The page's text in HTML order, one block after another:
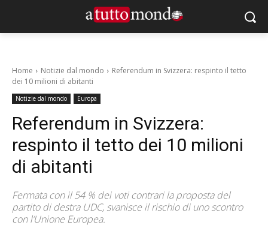
Home Notizie dal mondo
Referendum in Svizzera: respinto il tetto
dei 10 milioni di abitanti
Notizie dal mondo Europa
Referendum in Svizzera:
respinto il tetto dei 10 milioni
di abitanti
Fermata con il 54 % dei voti contrari la proposta del
partito di destra UDC, svanisce il rischio di uno scontro
con l’Unione Europea.